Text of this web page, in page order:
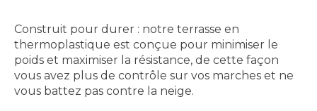
Construit pour durer : notre terrasse en
thermoplastique est conçue pour minimiser le
poids et maximiser la résistance, de cette façon
vous avez plus de contrôle sur vos marches et ne
vous battez pas contre la neige.